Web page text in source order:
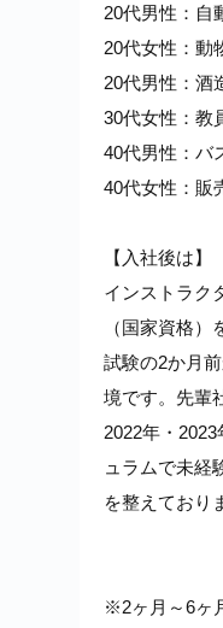
20代男性：自
20代女性：動
20代男性：酒
30代女性：教
40代男性：バ
40代女性：販
【入社後は】
インストラク
（国家資格）
試験の2か月
境です。先輩
2022年・
ュラムで未経
を整えており
※2ヶ月～6ヶ